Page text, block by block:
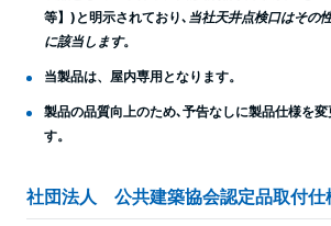
等】)と明示されており､ 当社天井点検口はその
に該当します。
当製品は、屋内専用となります。
製品の品質向上のため､予告なしに製品仕様を
す。
社団法人 公共建築協会認定品取付仕